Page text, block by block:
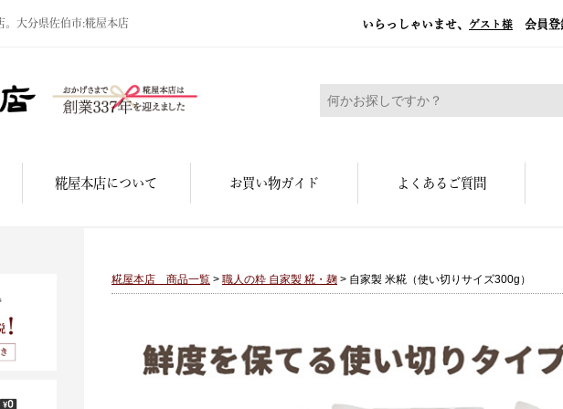
。大分県佐伯市:糀屋本店 いらっしゃいませ、 ゲスト様 会員登
糀屋本店 - 元禄二年。創業三百余年の味
糀屋本店について お買い物ガイド よくあるご質問
糀屋本店 商品一覧 > 職人の粋 自家製 糀・麹 > 自家製 米糀（使い切りサイズ300g）